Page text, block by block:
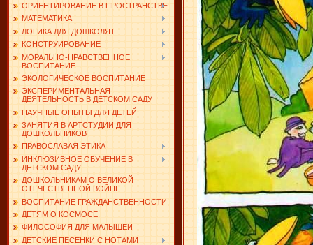
ОРИЕНТИРОВАНИЕ В ПРОСТРАНСТВЕ
МАТЕМАТИКА
ЛОГИКА ДЛЯ ДОШКОЛЯТ
КОНСТРУИРОВАНИЕ
МОРАЛЬНО-НРАВСТВЕННОЕ
ВОСПИТАНИЕ
ЭКОЛОГИЧЕСКОЕ ВОСПИТАНИЕ
ЭКСПЕРИМЕНТАЛЬНАЯ
ДЕЯТЕЛЬНОСТЬ В ДЕТСКОМ САДУ
НАУЧНЫЕ ОПЫТЫ ДЛЯ ДЕТЕЙ
ЗАНЯТИЯ В АРТСТУДИИ ДЛЯ
ДОШКОЛЬНИКОВ
ПРАВОСЛАВАЯ ЭТИКА
ИНКЛЮЗИВНОЕ ОБУЧЕНИЕ В
ДЕТСКОМ САДУ
ДОШКОЛЬНИКАМ О ВЕЛИКОЙ
ОТЕЧЕСТВЕННОЙ ВОЙНЕ
ВОСПИТАНИЕ ГРАЖДАНСТВЕННОСТИ
ДЕТЯМ О КОСМОСЕ
ФИЛОСОФИЯ ДЛЯ МАЛЫШЕЙ
ДЕТСКИЕ ПЕСЕНКИ С НОТАМИ